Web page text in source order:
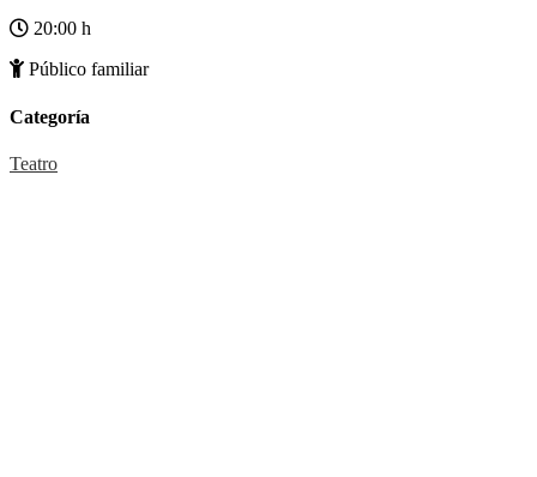
20:00 h
Público familiar
Categoría
Teatro